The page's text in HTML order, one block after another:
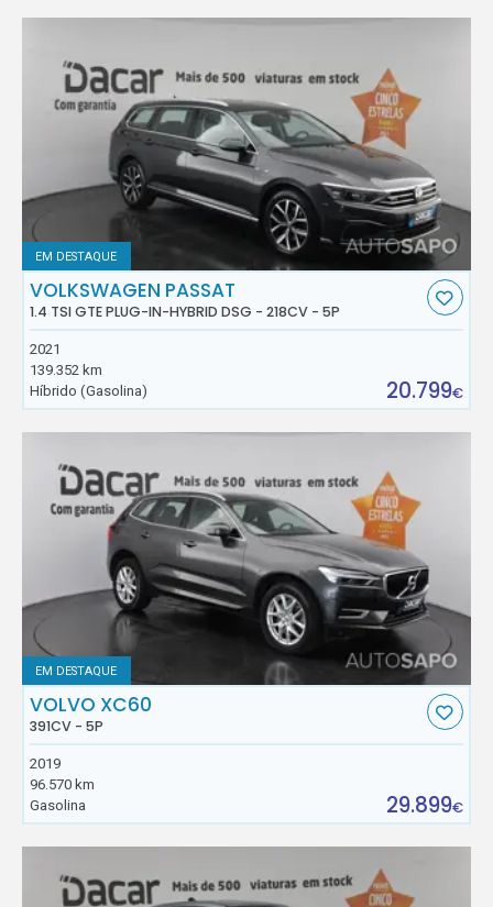
EM DESTAQUE
VOLKSWAGEN PASSAT
1.4 TSI GTE PLUG-IN-HYBRID DSG - 218CV - 5P
2021
139.352 km
Híbrido (Gasolina)
20.799€
EM DESTAQUE
VOLVO XC60
391CV - 5P
2019
96.570 km
Gasolina
29.899€